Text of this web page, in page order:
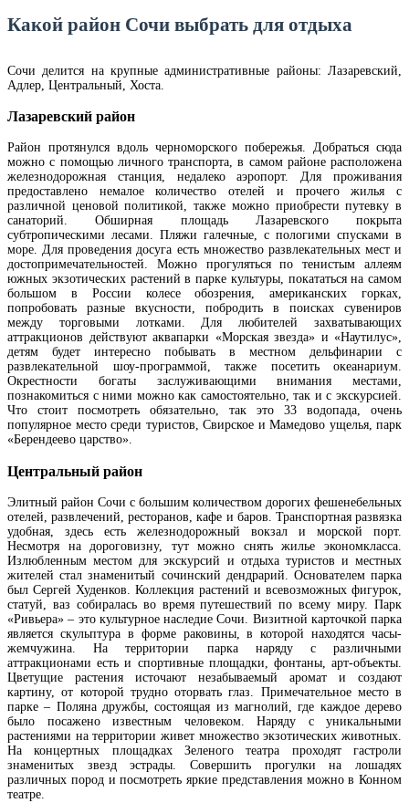
Какой район Сочи выбрать для отдыха
Сочи делится на крупные административные районы: Лазаревский,
Адлер, Центральный, Хоста.
Лазаревский район
Район протянулся вдоль черноморского побережья. Добраться сюда
можно с помощью личного транспорта, в самом районе расположена
железнодорожная станция, недалеко аэропорт. Для проживания
предоставлено немалое количество отелей и прочего жилья с
различной ценовой политикой, также можно приобрести путевку в
санаторий. Обширная площадь Лазаревского покрыта
субтропическими лесами. Пляжи галечные, с пологими спусками в
море. Для проведения досуга есть множество развлекательных мест и
достопримечательностей. Можно прогуляться по тенистым аллеям
южных экзотических растений в парке культуры, покататься на самом
большом в России колесе обозрения, американских горках,
попробовать разные вкусности, побродить в поисках сувениров
между торговыми лотками. Для любителей захватывающих
аттракционов действуют аквапарки «Морская звезда» и «Наутилус»,
детям будет интересно побывать в местном дельфинарии с
развлекательной шоу-программой, также посетить океанариум.
Окрестности богаты заслуживающими внимания местами,
познакомиться с ними можно как самостоятельно, так и с экскурсией.
Что стоит посмотреть обязательно, так это 33 водопада, очень
популярное место среди туристов, Свирское и Мамедово ущелья, парк
«Берендеево царство».
Центральный район
Элитный район Сочи с большим количеством дорогих фешенебельных
отелей, развлечений, ресторанов, кафе и баров. Транспортная развязка
удобная, здесь есть железнодорожный вокзал и морской порт.
Несмотря на дороговизну, тут можно снять жилье экономкласса.
Излюбленным местом для экскурсий и отдыха туристов и местных
жителей стал знаменитый сочинский дендрарий. Основателем парка
был Сергей Худенков. Коллекция растений и всевозможных фигурок,
статуй, ваз собиралась во время путешествий по всему миру. Парк
«Ривьера» – это культурное наследие Сочи. Визитной карточкой парка
является скульптура в форме раковины, в которой находятся часы-
жемчужина. На территории парка наряду с различными
аттракционами есть и спортивные площадки, фонтаны, арт-объекты.
Цветущие растения источают незабываемый аромат и создают
картину, от которой трудно оторвать глаз. Примечательное место в
парке – Поляна дружбы, состоящая из магнолий, где каждое дерево
было посажено известным человеком. Наряду с уникальными
растениями на территории живет множество экзотических животных.
На концертных площадках Зеленого театра проходят гастроли
знаменитых звезд эстрады. Совершить прогулки на лошадях
различных пород и посмотреть яркие представления можно в Конном
театре.